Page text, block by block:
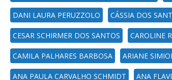
DANI LAURA PERUZZOLO CÁSSIA DOS
CESAR SCHIRMER DOS SANTOS CAROLINE
CAMILA PALHARES BARBOSA ARIANE
ANA PAULA CARVALHO SCHMIDT ANA